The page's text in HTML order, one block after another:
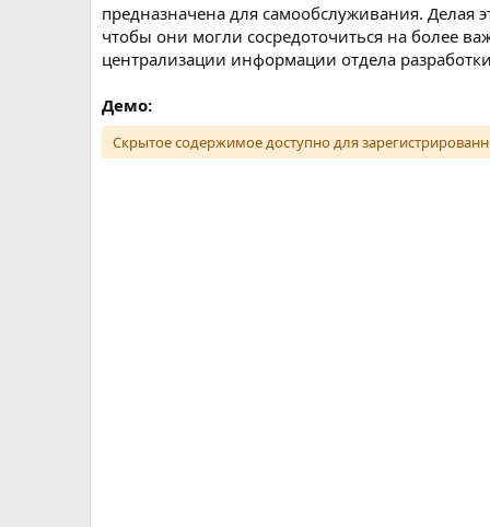
предназначена для самообслуживания. Делая
чтобы они могли сосредоточиться на более
централизации информации отдела
Демо:
Скрытое содержимое доступно для